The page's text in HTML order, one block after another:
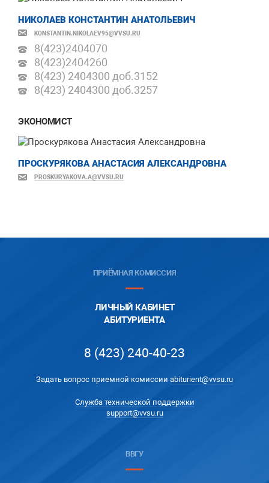
НИКОЛАЕВ КОНСТАНТИН АНАТОЛЬЕВИЧ
KONSTANTIN.NIKOLAEV95@VVSU.RU
8(423)2404070
8(423)2404260
8(423) 2404300 доб.3152
8(423) 2404300 доб.3257
ЭКОНОМИСТ
ПРОСКУРЯКОВА АНАСТАСИЯ АЛЕКСАНДРОВНА
PROSKURYAKOVA.A@VVSU.RU
ПРИЁМНАЯ КОМИССИЯ
ЛИЧНЫЙ КАБИНЕТ
АБИТУРИЕНТА
8 (423) 240-40-23
Задать вопрос приемной комиссии abiturient@vvsu.ru
Служба технической поддержки
support@vvsu.ru
ВВГУ